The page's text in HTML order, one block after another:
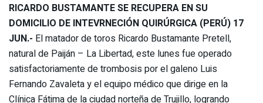
RICARDO BUSTAMANTE SE RECUPERA EN SU
DOMICILIO DE INTEVRNECIÓN QUIRÚRGICA (PERÚ) 17
JUN.- El matador de toros Ricardo Bustamante Pretell,
natural de Paiján – La Libertad, este lunes fue operado
satisfactoriamente de trombosis por el galeno Luis
Fernando Zavaleta y el equipo médico que dirige en la
Clínica Fátima de la ciudad norteña de Trujillo, logrando